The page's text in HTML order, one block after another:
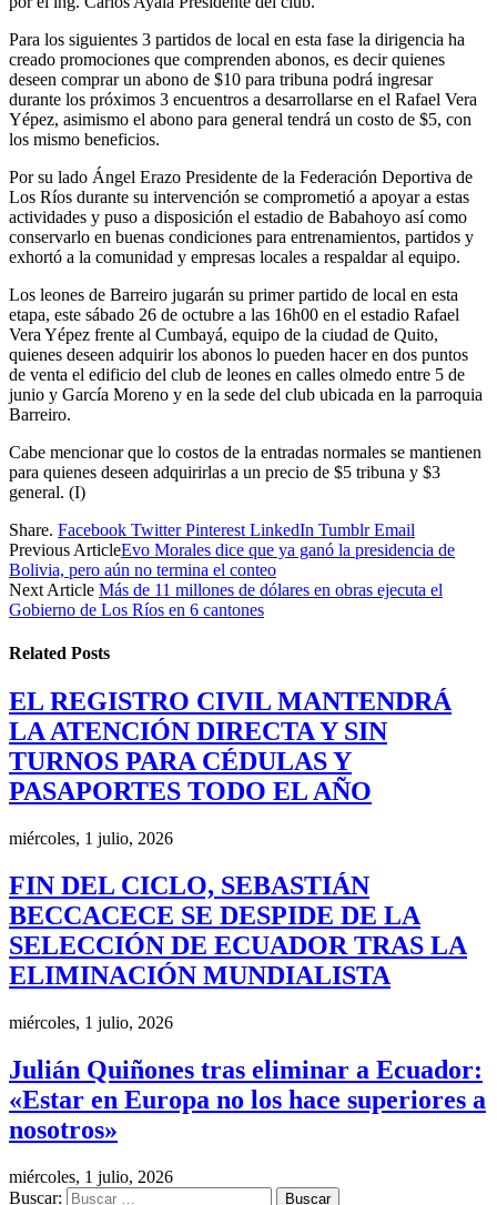
Para los siguientes 3 partidos de local en esta fase la dirigencia ha
creado promociones que comprenden abonos, es decir quienes
deseen comprar un abono de $10 para tribuna podrá ingresar
durante los próximos 3 encuentros a desarrollarse en el Rafael Vera
Yépez, asimismo el abono para general tendrá un costo de $5, con
los mismo beneficios.
Por su lado Ángel Erazo Presidente de la Federación Deportiva de
Los Ríos durante su intervención se comprometió a apoyar a estas
actividades y puso a disposición el estadio de Babahoyo así como
conservarlo en buenas condiciones para entrenamientos, partidos y
exhortó a la comunidad y empresas locales a respaldar al equipo.
Los leones de Barreiro jugarán su primer partido de local en esta
etapa, este sábado 26 de octubre a las 16h00 en el estadio Rafael
Vera Yépez frente al Cumbayá, equipo de la ciudad de Quito,
quienes deseen adquirir los abonos lo pueden hacer en dos puntos
de venta el edificio del club de leones en calles olmedo entre 5 de
junio y García Moreno y en la sede del club ubicada en la parroquia
Barreiro.
Cabe mencionar que lo costos de la entradas normales se mantienen
para quienes deseen adquirirlas a un precio de $5 tribuna y $3
general. (I)
Share. Facebook Twitter Pinterest LinkedIn Tumblr Email
Previous ArticleEvo Morales dice que ya ganó la presidencia de
Bolivia, pero aún no termina el conteo
Next Article Más de 11 millones de dólares en obras ejecuta el
Gobierno de Los Ríos en 6 cantones
Related Posts
EL REGISTRO CIVIL MANTENDRÁ
LA ATENCIÓN DIRECTA Y SIN
TURNOS PARA CÉDULAS Y
PASAPORTES TODO EL AÑO
miércoles, 1 julio, 2026
FIN DEL CICLO, SEBASTIÁN
BECCACECE SE DESPIDE DE LA
SELECCIÓN DE ECUADOR TRAS LA
ELIMINACIÓN MUNDIALISTA
miércoles, 1 julio, 2026
Julián Quiñones tras eliminar a Ecuador:
«Estar en Europa no los hace superiores a
nosotros»
miércoles, 1 julio, 2026
Buscar: